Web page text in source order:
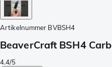
Artikelnummer BVBSH4
BeaverCraft BSH4
4.4/5